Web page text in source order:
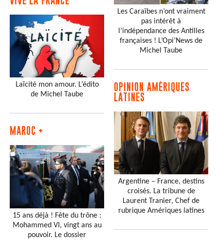
Laïcité mon amour. L’édito
de Michel Taube
MAROC +
15 ans déjà ! Fête du trône :
Mohammed VI, vingt ans au
pouvoir. Le dossier
Les Caraïbes n’ont vraiment
pas intérêt à
l’indépendance des Antilles
françaises ! L’Opi’News de
Michel Taube
OPINION AMÉRIQUES
LATINES
Argentine – France, destins
croisés. La tribune de
Laurent Tranier, Chef de
rubrique Amériques latines